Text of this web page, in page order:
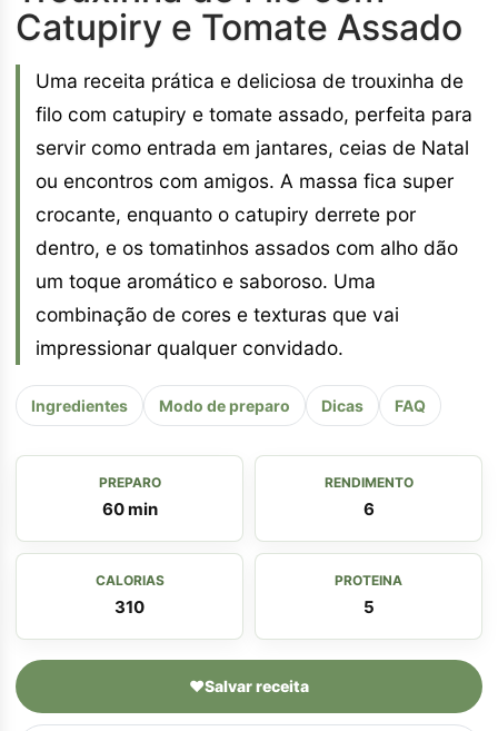
Catupiry e Tomate Assado
Uma receita prática e deliciosa de trouxinha de
filo com catupiry e tomate assado, perfeita para
servir como entrada em jantares, ceias de Natal
ou encontros com amigos. A massa fica super
crocante, enquanto o catupiry derrete por
dentro, e os tomatinhos assados com alho dão
um toque aromático e saboroso. Uma
combinação de cores e texturas que vai
impressionar qualquer convidado.
Ingredientes Modo de preparo Dicas FAQ
PREPARO
60 min
RENDIMENTO
6
CALORIAS
310
PROTEINA
5
♥Salvar receita